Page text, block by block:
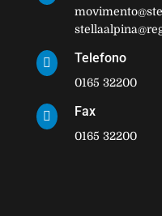
 Telefono
0165 32200
 Fax
0165 32200